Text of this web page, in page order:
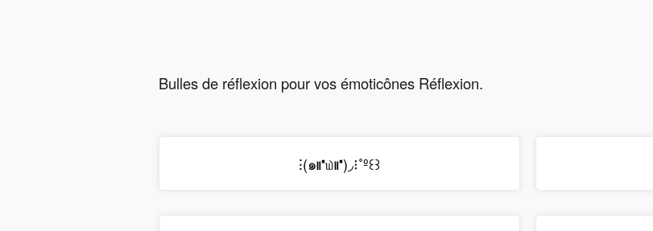
Bulles de réflexion pour vos émoticônes Réflexion.
⁝(๑⑈௰⑈)◞⁝˚º꒰꒱